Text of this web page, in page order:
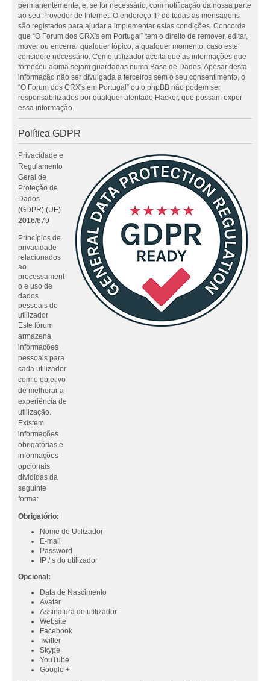
permanentemente, e, se for necessário, com notificação da nossa parte
ao seu Provedor de Internet. O endereço IP de todas as mensagens
são registados para ajudar a implementar estas condições. Concorda
que “O Forum dos CRX's em Portugal” tem o direito de remover, editar,
mover ou encerrar qualquer tópico, a qualquer momento, caso este
considere necessário. Como utilizador aceita que as informações que
forneceu acima sejam guardadas numa Base de Dados. Apesar desta
informação não ser divulgada a terceiros sem o seu consentimento, o
“O Forum dos CRX's em Portugal” ou o phpBB não podem ser
responsabilizados por qualquer atentado Hacker, que possam expor
essa informação.
Política GDPR
Privacidade e
Regulamento
Geral de
Proteção de
Dados
(GDPR) (UE)
2016/679
Princípios de
privacidade
relacionados
ao
processament
o e uso de
dados
pessoais do
utilizador
Este fórum
armazena
informações
pessoais para
cada utilizador
com o objetivo
de melhorar a
experiência de
utilização.
Existem
informações
obrigatórias e
informações
opcionais
divididas da
seguinte
forma:
Obrigatório:
Nome de Utilizador
E-mail
Password
IP / s do utilizador
Opcional:
Data de Nascimento
Avatar
Assinatura do utilizador
Website
Facebook
Twitter
Skype
YouTube
Google +